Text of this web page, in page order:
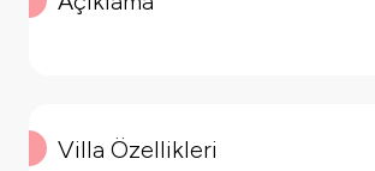
Villa Özellikleri